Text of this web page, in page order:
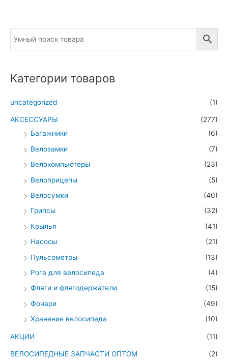
Категории товаров
uncategorized (1)
АКСЕССУАРЫ
(277)
Багажники
(6)
Велозамки
(7)
Велокомпьютеры
(23)
Велоприцепы
(5)
Велосумки
(40)
Грипсы
(32)
Крылья
(41)
Насосы
(21)
Пульсометры
(13)
Рога для велосипеда
(4)
Фляги и флягодержатели
(15)
Фонари
(49)
Хранение велосипеда
(10)
АКЦИИ (11)
ВЕЛОСИПЕДНЫЕ ЗАПЧАСТИ ОПТОМ
(2)